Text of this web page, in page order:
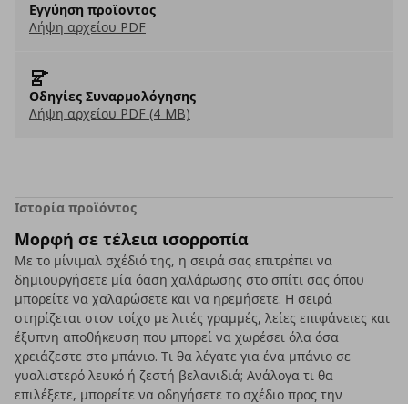
Εγγύηση προϊοντος
Λήψη αρχείου PDF
Οδηγίες Συναρμολόγησης
Λήψη αρχείου PDF (4 MB)
Ιστορία προϊόντος
Μορφή σε τέλεια ισορροπία
Με το μίνιμαλ σχέδιό της, η σειρά σας επιτρέπει να
δημιουργήσετε μία όαση χαλάρωσης στο σπίτι σας όπου
μπορείτε να χαλαρώσετε και να ηρεμήσετε. Η σειρά
στηρίζεται στον τοίχο με λιτές γραμμές, λείες επιφάνειες και
έξυπνη αποθήκευση που μπορεί να χωρέσει όλα όσα
χρειάζεστε στο μπάνιο. Τι θα λέγατε για ένα μπάνιο σε
γυαλιστερό λευκό ή ζεστή βελανιδιά; Ανάλογα τι θα
επιλέξετε, μπορείτε να οδηγήσετε το σχέδιο προς την